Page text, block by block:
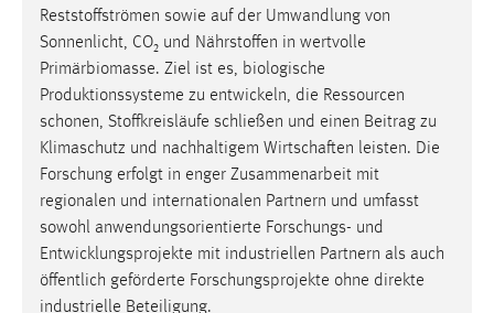
Reststoffströmen sowie auf der Umwandlung von
Sonnenlicht, CO₂ und Nährstoffen in wertvolle
Primärbiomasse. Ziel ist es, biologische
Produktionssysteme zu entwickeln, die Ressourcen
schonen, Stoffkreisläufe schließen und einen Beitrag zu
Klimaschutz und nachhaltigem Wirtschaften leisten. Die
Forschung erfolgt in enger Zusammenarbeit mit
regionalen und internationalen Partnern und umfasst
sowohl anwendungsorientierte Forschungs- und
Entwicklungsprojekte mit industriellen Partnern als auch
öffentlich geförderte Forschungsprojekte ohne direkte
industrielle Beteiligung.